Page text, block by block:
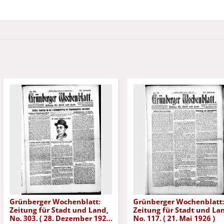
Grünberger Wochenblatt:
Zeitung für Stadt und Land,
No. 303. ( 28. Dezember 1926
Grünberger Wochenblatt:
Zeitung für Stadt und
No. 117. ( 21. Mai 1926 )